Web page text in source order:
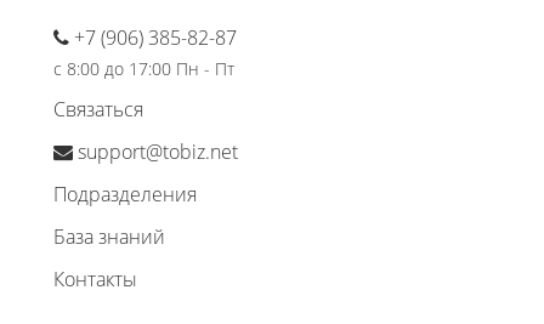
+7 (906) 385-82-87
с 8:00 до 17:00 Пн - Пт
Связаться
support@tobiz.net
Подразделения
База знаний
Контакты